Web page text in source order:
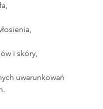
i skóry,
uwarunkowań